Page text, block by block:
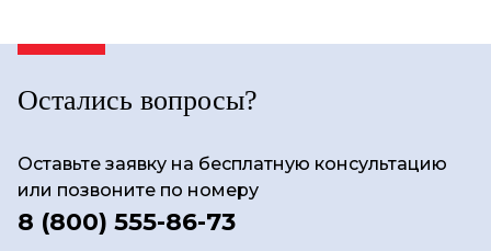
Остались вопросы?
Оставьте заявку на бесплатную консультацию
или позвоните по номеру
8 (800) 555-86-73